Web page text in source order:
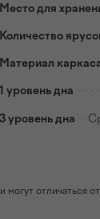
Место для
Количество
Материал
1 уровень дна
3 уровень дна
отличаться